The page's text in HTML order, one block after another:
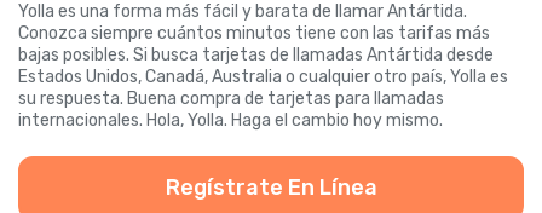
Yolla es una forma más fácil y barata de llamar Antártida.
Conozca siempre cuántos minutos tiene con las tarifas más
bajas posibles. Si busca tarjetas de llamadas Antártida desde
Estados Unidos, Canadá, Australia o cualquier otro país, Yolla es
su respuesta. Buena compra de tarjetas para llamadas
internacionales. Hola, Yolla. Haga el cambio hoy mismo.
Regístrate En Línea